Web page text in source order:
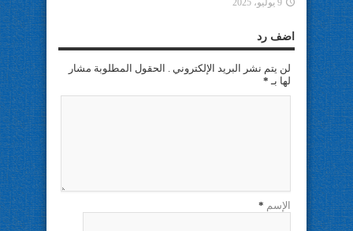
اضف رد
لن يتم نشر البريد الإلكتروني . الحقول المطلوبة مشار
لها بـ *
الإسم *